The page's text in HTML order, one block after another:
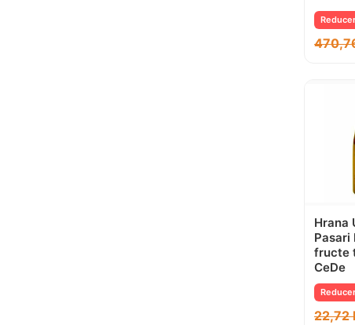
Hrana
Pasari
fructe
CeDe
22,72